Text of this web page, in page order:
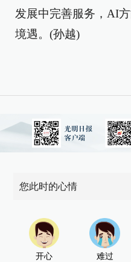
发展中完善服务，AI
境遇。(孙越)
您此时的心情
开心 难过